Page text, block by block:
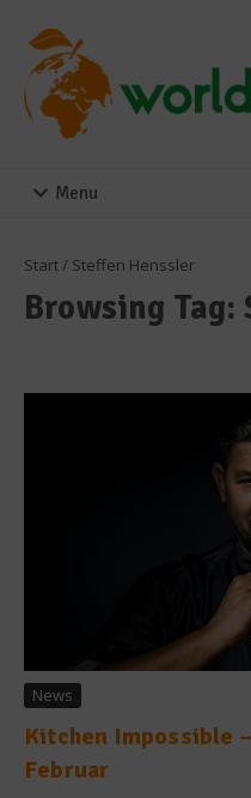
Menu
Start/ Steffen Henssler
Browsing Tag:
News
Kitchen Impossible
Februar